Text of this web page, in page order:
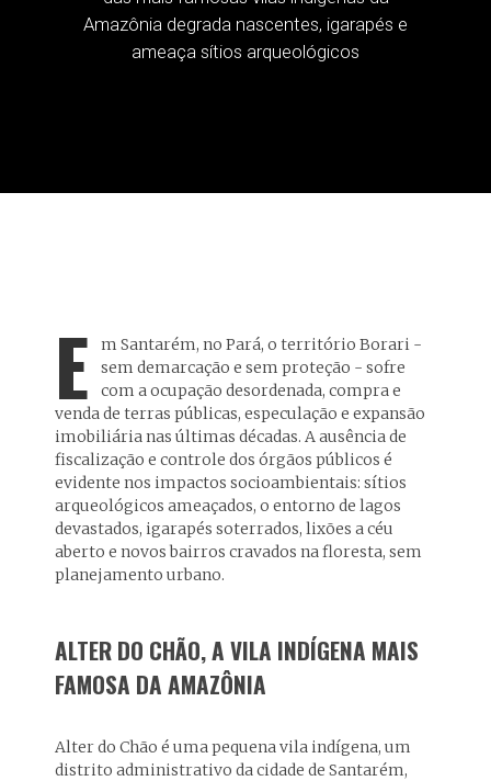
Amazônia degrada nascentes, igarapés e
ameaça sítios arqueológicos
E
m Santarém, no Pará, o território Borari -
sem demarcação e sem proteção - sofre
com a ocupação desordenada, compra e
venda de terras públicas, especulação e expansão
imobiliária nas últimas décadas. A ausência de
fiscalização e controle dos órgãos públicos é
evidente nos impactos socioambientais: sítios
arqueológicos ameaçados, o entorno de lagos
devastados, igarapés soterrados, lixões a céu
aberto e novos bairros cravados na floresta, sem
planejamento urbano.
ALTER DO CHÃO, A VILA INDÍGENA MAIS
FAMOSA DA AMAZÔNIA
Alter do Chão é uma pequena vila indígena, um
distrito administrativo da cidade de Santarém,